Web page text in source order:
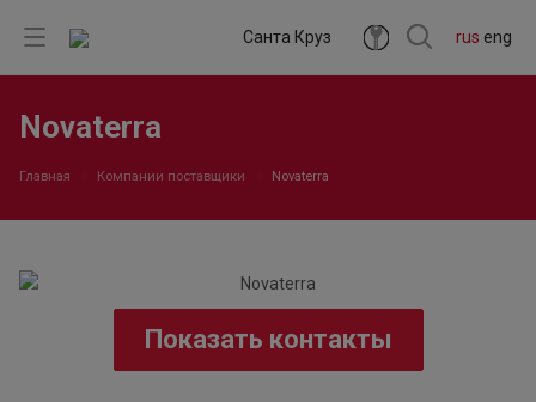
rus eng
Санта Круз
Novaterra
Главная Компании поставщики Novaterra
Показать контакты